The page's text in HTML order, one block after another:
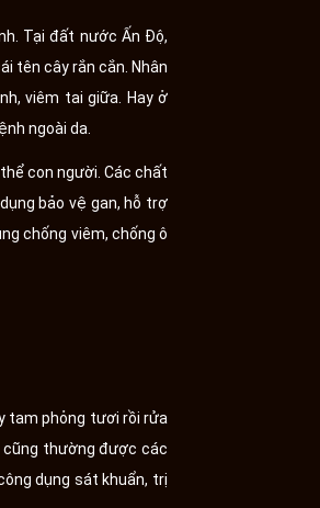
Tại đất nước Ấn Độ,
tên cây rắn cắn. Nhân
viêm tai giữa. Hay ở
ngoài da.
con người. Các chất
bảo vệ gan, hỗ trợ
chống viêm, chống ô
tam phỏng tươi rồi rửa
cũng thường được các
dụng sát khuẩn, trị